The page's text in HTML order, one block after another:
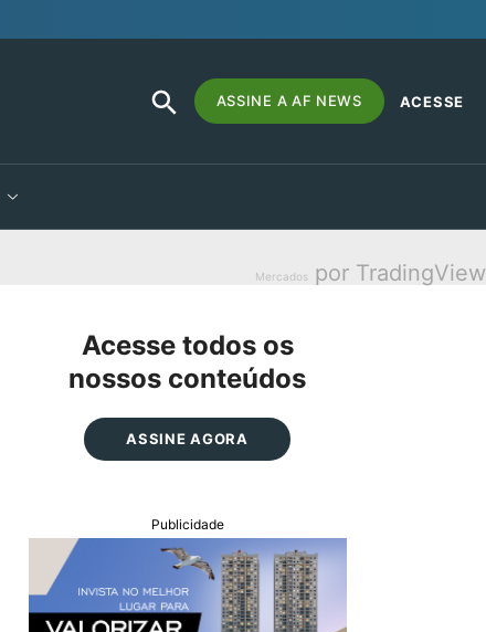
Search
for:
SEARCH
BUTTON
ASSINE A AF NEWS ACESSE
Mercados por TradingView
Acesse todos os
nossos conteúdos
ASSINE AGORA
Publicidade